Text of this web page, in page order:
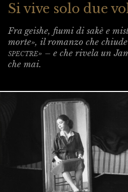
Si vive solo due
Fra geishe, fiumi di sakè e
morte», il romanzo che
spectre» – e che rivela un
che mai.